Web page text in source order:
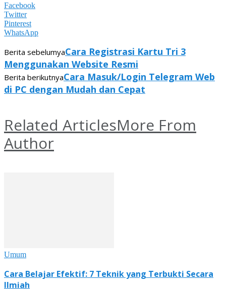
Facebook
Twitter
Pinterest
WhatsApp
Berita sebelumyaCara Registrasi Kartu Tri 3
Menggunakan Website Resmi
Berita berikutnyaCara Masuk/Login Telegram Web
di PC dengan Mudah dan Cepat
Related ArticlesMore From
Author
Umum
Cara Belajar Efektif: 7 Teknik yang Terbukti Secara
Ilmiah